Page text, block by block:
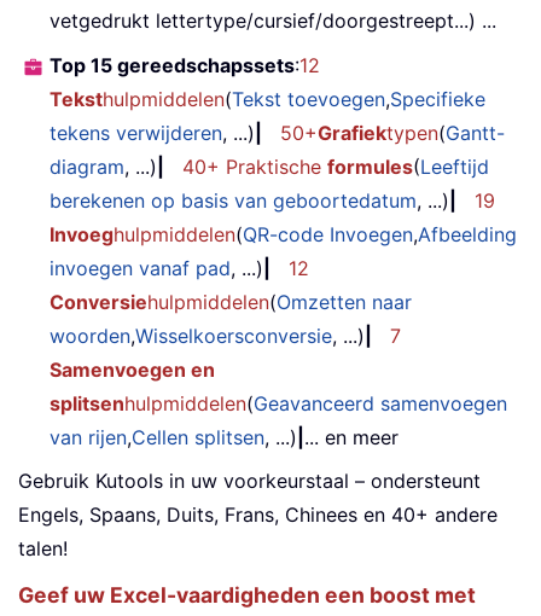
vetgedrukt lettertype/cursief/doorgestreept...) ...
Top 15 gereedschapssets:12
Teksthulpmiddelen(Tekst toevoegen,Specifieke
tekens verwijderen, ...) 50+Grafiektypen(Gantt-
diagram, ...) 40+ Praktische formules(Leeftijd
berekenen op basis van geboortedatum, ...)
19
Invoeghulpmiddelen(QR-code Invoegen,Afbeelding
invoegen vanaf pad, ...)
12
Conversiehulpmiddelen(Omzetten naar
woorden,Wisselkoersconversie, ...)
7
Samenvoegen en
splitsenhulpmiddelen(Geavanceerd samenvoegen
van rijen,Cellen splitsen, ...) ... en meer
Gebruik Kutools in uw voorkeurstaal – ondersteunt
Engels, Spaans, Duits, Frans, Chinees en 40+ andere
talen!
Geef uw Excel-vaardigheden een boost met